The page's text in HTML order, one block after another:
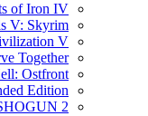
of Iron IV
V: Skyrim
V
Together
Ostfront
Edition
2